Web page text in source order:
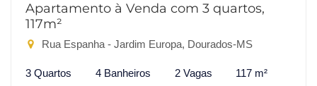
Apartamento à Venda com 3 quartos,
117m²
Rua Espanha - Jardim Europa, Dourados-MS
3 Quartos 4 Banheiros 2 Vagas 117 m²